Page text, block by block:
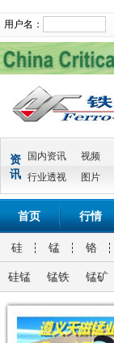
用户名：
资
讯
国内资讯 视频
行业透视
图片
首页 行情
硅 锰 铬
硅锰 锰铁 锰矿